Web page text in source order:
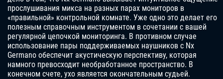
прослушивания микса на разных парах мониторов в
«правильной» контрольной комнате. Уже одно это делает его
полезным справочным инструментом в сочетании с вашей
регулярной цепочкой мониторинга. В противном случае
использование пары поддерживаемых наушников с Nx
Germano обеспечит акустическую перспективу, которая
намного превосходит необработанное пространство. В
конечном счете, ухо является окончательным судьей.